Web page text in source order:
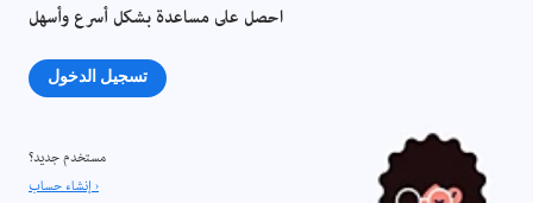
احصل على مساعدة بشكل أسرع وأسهل
تسجيل الدخول
مستخدم جديد؟
إنشاء حساب ›